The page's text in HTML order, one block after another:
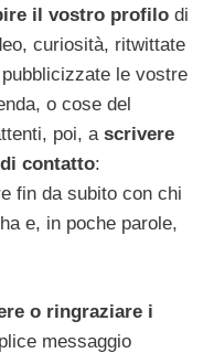
il vostro profilo di
curiosità, ritwittate
le vostre
o cose del
poi, a scrivere
contatto:
fin da subito con chi
e, in poche parole,
o ringraziare i
messaggio